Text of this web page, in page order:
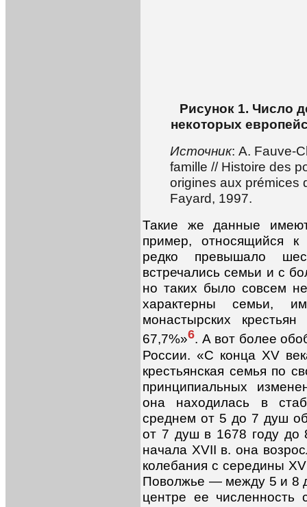
Рисунок 1. Число
некоторых
Источник: A. Fauve-
famille // Histoire des
origines aux prémices
Fayard, 1997.
Такие же данные
пример, относящийся
редко превышало
встречались семьи и с
но таких было совсем
характерны семьи,
монастырских
67,7%»6. А вот более
России. «С конца XV
крестьянская семья по
принципиальных
она находилась в
среднем от 5 до 7 душ
от 7 душ в 1678 году до
начала XVII в. она
колебания с середины
Поволжье — между 5 и 8
центре ее численность